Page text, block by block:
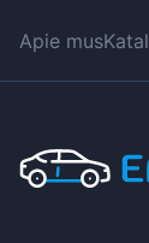
Apie mus